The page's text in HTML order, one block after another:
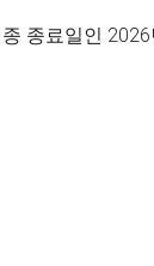
종료일인